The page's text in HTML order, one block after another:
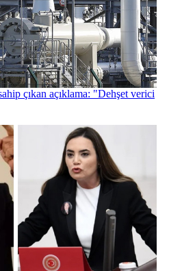
çıkan açıklama: "Dehşet verici